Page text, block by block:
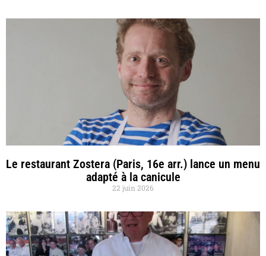
Le restaurant Zostera (Paris, 16e arr.) lance un menu
adapté à la canicule
22 juin 2026